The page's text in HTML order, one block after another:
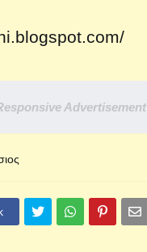
Advertisement